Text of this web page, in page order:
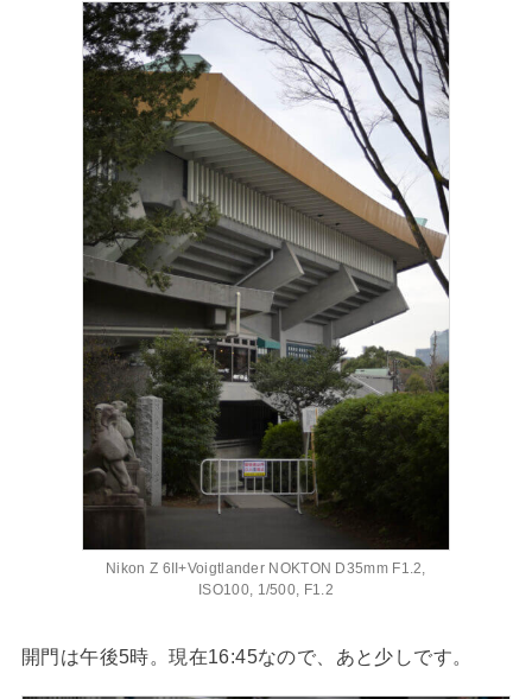
Nikon Z 6II+Voigtlander NOKTON D35mm F1.2,
ISO100, 1/500, F1.2
開門は午後5時。現在16:45なので、あと少しです。